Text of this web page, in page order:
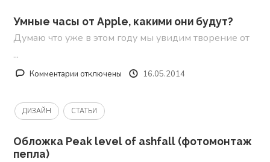
Умные часы от Apple, какими они будут?
Думаю что уже в этом году мы увидим творение от
...
Комментариик
часы
Apple,
отключены 16.05.2014
ДИЗАЙН СТАТЬИ
Обложка Peak level of ashfall (фотомонтаж
пепла)